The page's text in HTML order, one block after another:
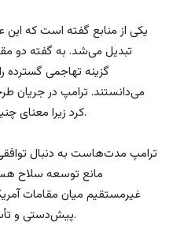
یکی از منابع گفته است که این
تبدیل می‌شد. به گفته دو
گزینه تهاجمی
می‌دانستند. ترامپ در جریان
کرد زیرا معنای چنین عملیاتی یک درگیری بلندمدت بود.
ترامپ مدت‌هاست به دنبال
مانع توسعه سلاح
غیرمستقیم میان مقامات
پیش‌دستی و تأسیسات هسته‌ای ایران را بمباران کرد.